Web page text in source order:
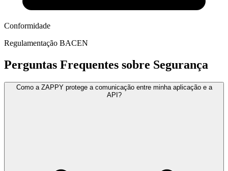
Conformidade
Regulamentação BACEN
Perguntas Frequentes sobre Segurança
Como a ZAPPY protege a comunicação entre minha aplicação e a
API?